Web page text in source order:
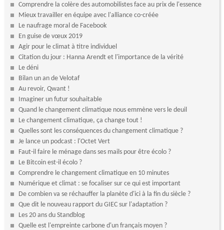
Comprendre la colère des automobilistes face au prix de l'essence
Mieux travailler en équipe avec l'alliance co-créée
Le naufrage moral de Facebook
En guise de vœux 2019
Agir pour le climat à titre individuel
Citation du jour : Hanna Arendt et l'importance de la vérité
Le déni
Bilan un an de Velotaf
Au revoir, Qwant !
Imaginer un futur souhaitable
Quand le changement climatique nous emmène vers le deuil
Le changement climatique, ça change tout !
Quelles sont les conséquences du changement climatique ?
Je lance un podcast : l'Octet Vert
Faut-il faire le ménage dans ses mails pour être écolo ?
Le Bitcoin est-il écolo ?
Comprendre le changement climatique en 10 minutes
Numérique et climat : se focaliser sur ce qui est important
De combien va se réchauffer la planète d'ici à la fin du siècle ?
Que dit le nouveau rapport du GIEC sur l'adaptation ?
Les 20 ans du Standblog
Quelle est l'empreinte carbone d'un français moyen ?